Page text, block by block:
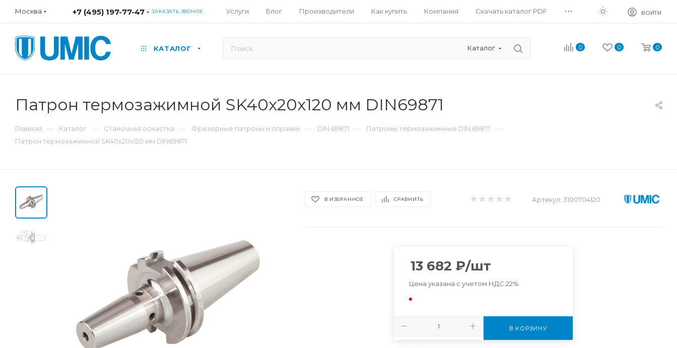
Москва +7 (495) 197-77-47 ЗАКАЗАТЬ ЗВОНОК Услуги Блог Производители Как купить Компания Скачать каталог PDF ... ВОЙТИ
КАТАЛОГ Каталог 0 0 0
Патрон термозажимной SK40x20x120 мм DIN69871
Главная — Каталог — Станочная оснастка — Фрезерные патроны и оправки — DIN 69871 — Патроны термозажимные DIN 69871 —
Патрон термозажимной SK40x20x120 мм DIN69871
В ИЗБРАННОЕ СРАВНИТЬ Артикул: 3100704120
13 682 ₽/шт
Цена указана с учетом НДС 22%
В КОРЗИНУ